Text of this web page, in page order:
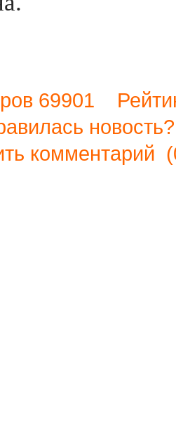
69901
комментарий